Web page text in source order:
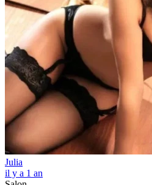
Julia
il y a 1 an